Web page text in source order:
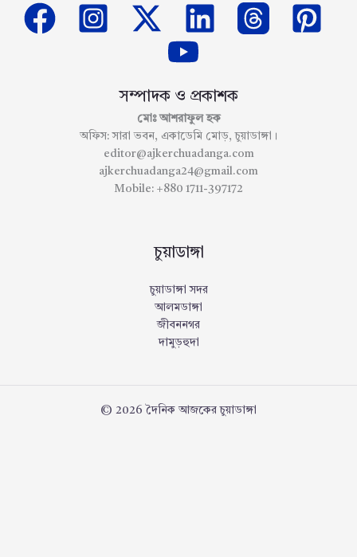
সম্পাদক ও প্রকাশক
মোঃ আশরাফুল হক
অফিস: সারা ভবন, একাডেমি মোড়, চুয়াডাঙ্গা।
editor@ajkerchuadanga.com
ajkerchuadanga24@gmail.com
Mobile: +880 1711-397172
চুয়াডাঙ্গা
চুয়াডাঙ্গা সদর
আলমডাঙ্গা
জীবননগর
দামুড়হুদা
© 2026 দৈনিক আজকের চুয়াডাঙ্গা